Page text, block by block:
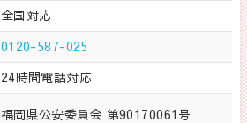
全国対応
0120-587-025
24時間電話対応
福岡県公安委員会 第90170061号